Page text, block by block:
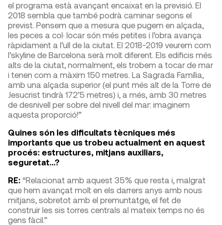
el programa està avançant encaixat en la previsió. El
2018 sembla que també podrà caminar segons el
previst. Pensem que a mesura que pugem en alçada,
les peces a col· locar són més petites i l’obra avança
ràpidament a l’ull de la ciutat. El 2018-2019 veurem com
l’skyline de Barcelona serà molt diferent. Els edificis més
alts de la ciutat, normalment, els trobem a tocar de mar
i tenen com a màxim 150 metres. La Sagrada Família,
amb una alçada superior (el punt més alt de la Torre de
Jesucrist tindrà 172’5 metres) i, a més, amb 30 metres
de desnivell per sobre del nivell del mar: imaginem
aquesta proporció!”
Quines són les dificultats tècniques més
importants que us trobeu actualment en aquest
procés: estructures, mitjans auxiliars,
seguretat…?
RE: “Relacionat amb aquest 35% que resta i, malgrat
que hem avançat molt en els darrers anys amb nous
mitjans, sobretot amb el premuntatge, el fet de
construir les sis torres centrals al mateix temps no és
gens fàcil.”